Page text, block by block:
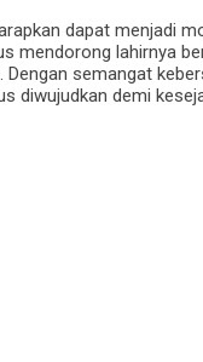
dapat menjadi
mendorong lahirnya
Dengan semangat
diwujudkan demi